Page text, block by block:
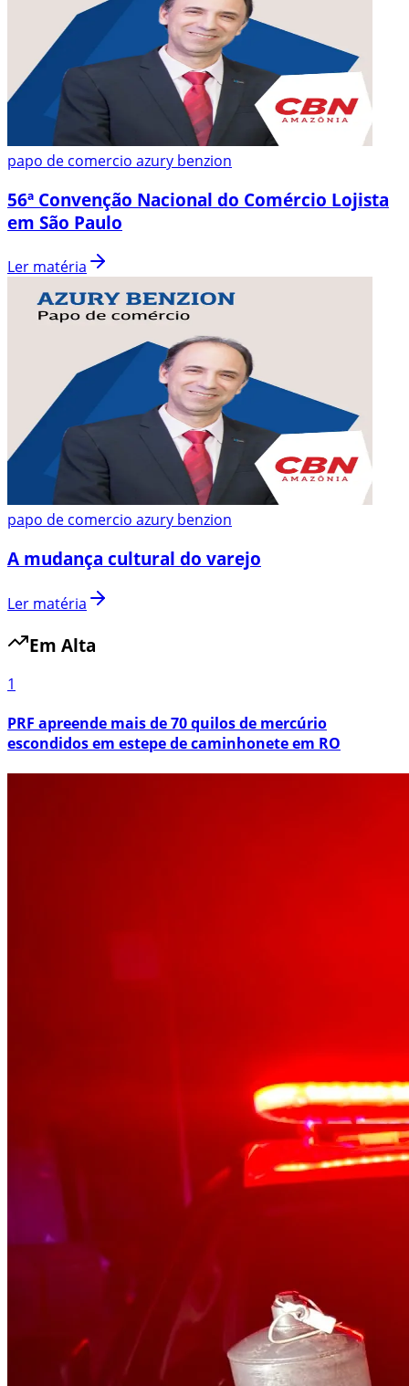
papo de comercio azury benzion
56ª Convenção Nacional do Comércio Lojista
em São Paulo
Ler matéria
papo de comercio azury benzion
A mudança cultural do varejo
Ler matéria
Em Alta
1
PRF apreende mais de 70 quilos de mercúrio
escondidos em estepe de caminhonete em RO